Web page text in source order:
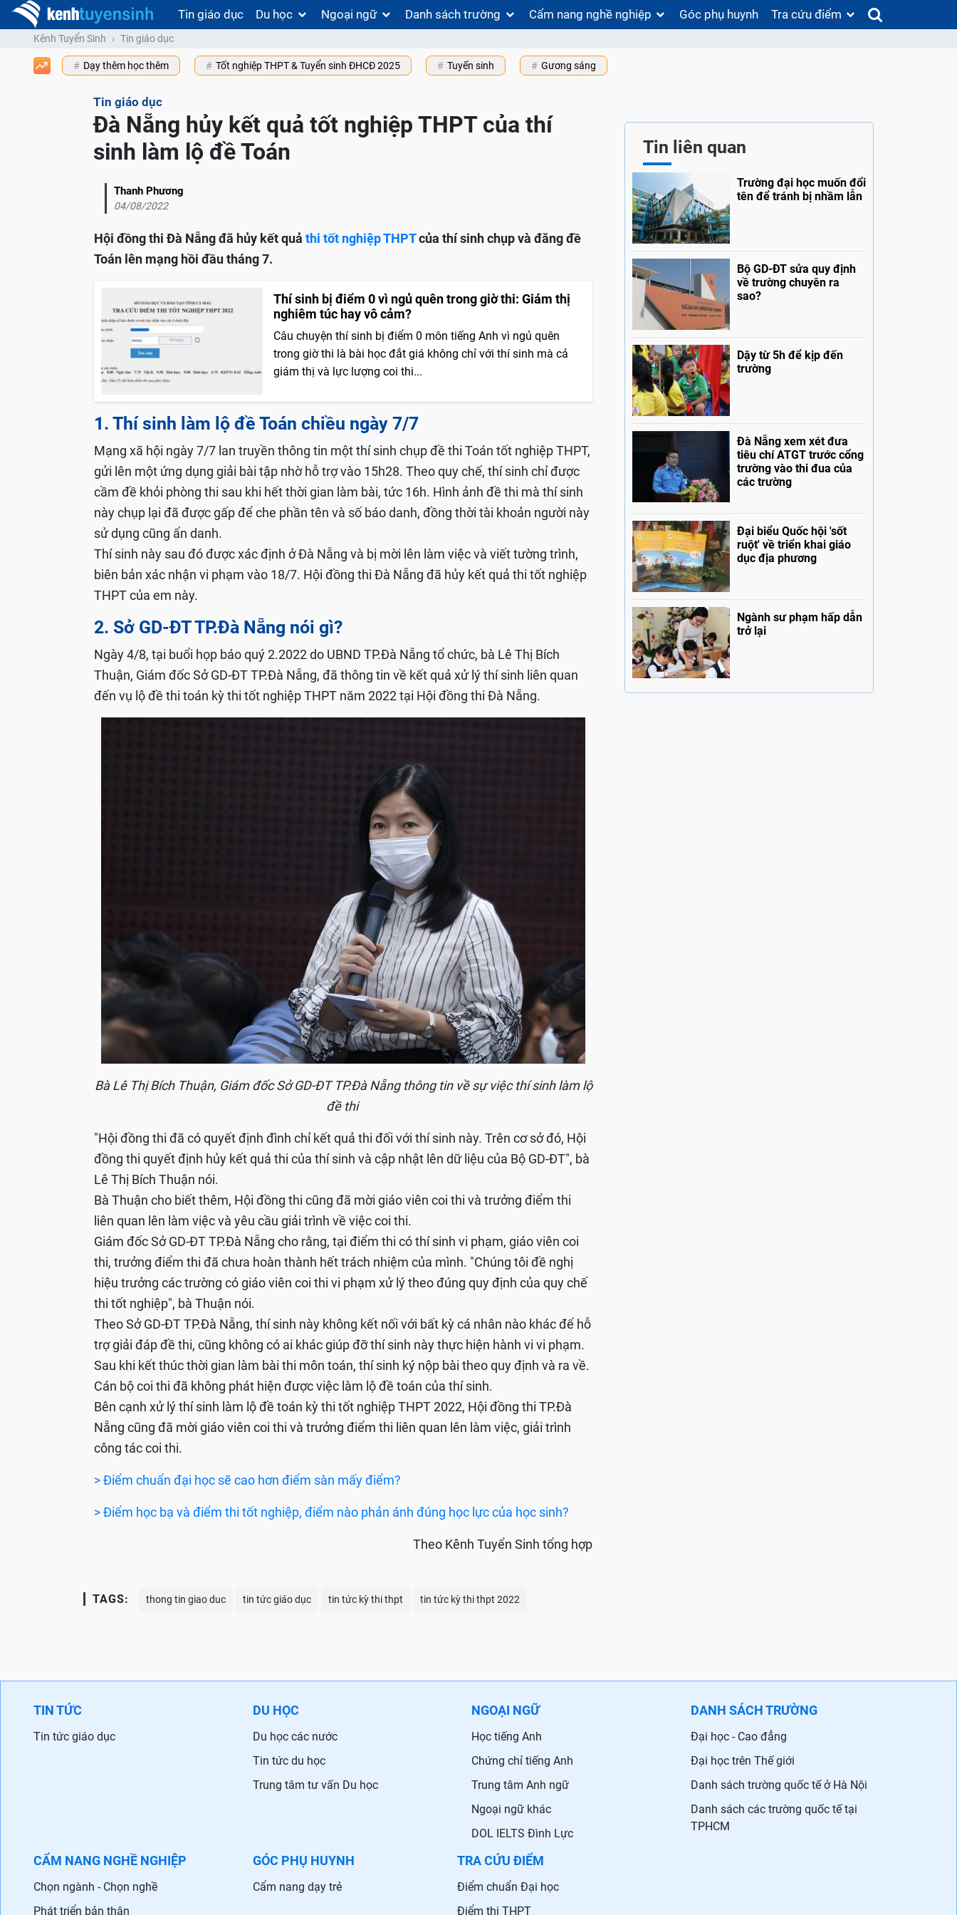
Tin giáo dục Du học Ngoại ngữ Danh sách trường Cẩm nang nghề nghiệp Góc phụ huynh Tra cứu điểm
Kênh Tuyển Sinh Tin giáo dục
Dạy thêm học thêm Tốt nghiệp THPT & Tuyển sinh ĐHCĐ 2025 Tuyến sinh Gương sáng
Tin giáo dục
Đà Nẵng hủy kết quả tốt nghiệp THPT của thí
sinh làm lộ đề Toán
Thanh Phương
04/08/2022
Hội đồng thi Đà Nẵng đã hủy kết quả thi tốt nghiệp THPTcủa thí sinh chụp và đăng đề
Toán lên mạng hồi đầu tháng 7.
Thí sinh bị điểm 0 vì ngủ quên trong giờ thi: Giám thị
nghiêm túc hay vô cảm?
Câu chuyện thí sinh bị điểm 0 môn tiếng Anh vì ngủ quên
trong giờ thi là bài học đắt giá không chỉ với thí sinh mà cả
giám thị và lực lượng coi thi...
1. Thí sinh làm lộ đề Toán chiều ngày 7/7
Mạng xã hội ngày 7/7 lan truyền thông tin một thí sinh chụp đề thi Toán tốt nghiệp THPT,
gửi lên một ứng dụng giải bài tập nhờ hỗ trợ vào 15h28. Theo quy chế, thí sinh chỉ được
cầm đề khỏi phòng thi sau khi hết thời gian làm bài, tức 16h. Hình ảnh đề thi mà thí sinh
này chụp lại đã được gấp để che phần tên và số báo danh, đồng thời tài khoản người này
sử dụng cũng ẩn danh.
Thí sinh này sau đó được xác định ở Đà Nẵng và bị mời lên làm việc và viết tường trình,
biên bản xác nhận vi phạm vào 18/7. Hội đồng thi Đà Nẵng đã hủy kết quả thi tốt nghiệp
THPT của em này.
2. Sở GD-ĐT TP.Đà Nẵng nói gì?
Ngày 4/8, tại buổi họp báo quý 2.2022 do UBND TP.Đà Nẵng tổ chức, bà Lê Thị Bích
Thuận, Giám đốc Sở GD-ĐT TP.Đà Nẵng, đã thông tin về kết quả xử lý thí sinh liên quan
đến vụ lộ đề thi toán kỳ thi tốt nghiệp THPT năm 2022 tại Hội đồng thi Đà Nẵng.
Bà Lê Thị Bích Thuận, Giám đốc Sở GD-ĐT TP.Đà Nẵng thông tin về sự việc thí sinh làm lộ
đề thi
"Hội đồng thi đã có quyết định đình chỉ kết quả thi đối với thí sinh này. Trên cơ sở đó, Hội
đồng thi quyết định hủy kết quả thi của thí sinh và cập nhật lên dữ liệu của Bộ GD-ĐT", bà
Lê Thị Bích Thuận nói.
Bà Thuận cho biết thêm, Hội đồng thi cũng đã mời giáo viên coi thi và trưởng điểm thi
liên quan lên làm việc và yêu cầu giải trình về việc coi thi.
Giám đốc Sở GD-ĐT TP.Đà Nẵng cho rằng, tại điểm thi có thí sinh vi phạm, giáo viên coi
thi, trưởng điểm thi đã chưa hoàn thành hết trách nhiệm của mình. "Chúng tôi đề nghị
hiệu trưởng các trường có giáo viên coi thi vi phạm xử lý theo đúng quy định của quy chế
thi tốt nghiệp", bà Thuận nói.
Theo Sở GD-ĐT TP.Đà Nẵng, thí sinh này không kết nối với bất kỳ cá nhân nào khác để hỗ
trợ giải đáp đề thi, cũng không có ai khác giúp đỡ thí sinh này thực hiện hành vi vi phạm.
Sau khi kết thúc thời gian làm bài thi môn toán, thí sinh ký nộp bài theo quy định và ra về.
Cán bộ coi thi đã không phát hiện được việc làm lộ đề toán của thí sinh.
Bên cạnh xử lý thí sinh làm lộ đề toán kỳ thi tốt nghiệp THPT 2022, Hội đồng thi TP.Đà
Nẵng cũng đã mời giáo viên coi thi và trưởng điểm thi liên quan lên làm việc, giải trình
công tác coi thi.
> Điểm chuẩn đại học sẽ cao hơn điểm sàn mấy điểm?
> Điểm học bạ và điểm thi tốt nghiệp, điểm nào phản ánh đúng học lực của học sinh?
Theo Kênh Tuyển Sinh tổng hợp
TAGS: thong tin giao duc tin tức giáo dục tin tức kỳ thi thpt tin tức kỳ thi thpt 2022
Tin liên quan
Trường đại học muốn đổi
tên để tránh bị nhầm lẫn
Bộ GD-ĐT sửa quy định
về trường chuyên ra
sao?
Dậy từ 5h để kịp đến
trường
Đà Nẵng xem xét đưa
tiêu chí ATGT trước cổng
trường vào thi đua của
các trường
Đại biểu Quốc hội 'sốt
ruột' về triển khai giáo
dục địa phương
Ngành sư phạm hấp dẫn
trở lại
TIN TỨC
Tin tức giáo dục
DU HỌC
Du học các nước
Tin tức du học
Trung tâm tư vấn Du học
NGOẠI NGỮ
Học tiếng Anh
Chứng chỉ tiếng Anh
Trung tâm Anh ngữ
Ngoại ngữ khác
DOL IELTS Đình Lực
DANH SÁCH TRƯỜNG
Đại học - Cao đẳng
Đại học trên Thế giới
Danh sách trường quốc tế ở Hà Nội
Danh sách các trường quốc tế tại
TPHCM
CẨM NANG NGHỀ NGHIỆP
Chọn ngành - Chọn nghề
Phát triển bản thân
GÓC PHỤ HUYNH
Cẩm nang dạy trẻ
TRA CỨU ĐIỂM
Điểm chuẩn Đại học
Điểm thi THPT